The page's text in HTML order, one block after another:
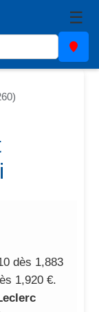
☰
dès 1,883
1,920 €.